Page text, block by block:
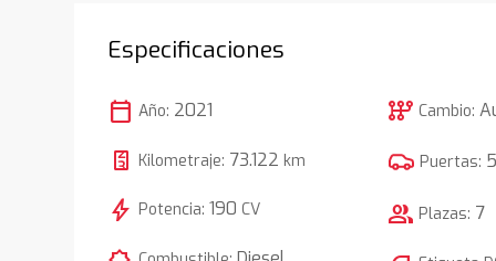
Especificaciones
calendar_today Año: 2021
Kilometraje: 73.122 km
bolt Potencia:190 CV
auto_transmission Cambio:
Puertas: 5
group Plazas: 7